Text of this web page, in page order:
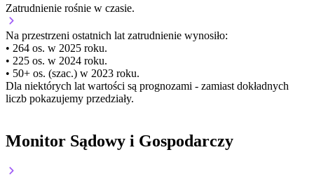
Zatrudnienie rośnie w czasie.
Na przestrzeni ostatnich lat zatrudnienie wynosiło:
• 264 os. w 2025 roku.
• 225 os. w 2024 roku.
• 50+ os. (szac.) w 2023 roku.
Dla niektórych lat wartości są prognozami - zamiast dokładnych
liczb pokazujemy przedziały.
Monitor Sądowy i Gospodarczy